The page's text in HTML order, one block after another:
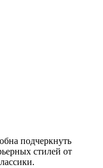
подчеркнуть
стилей от